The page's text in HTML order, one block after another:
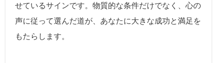
せているサインです。物質的な条件だけでなく、心の
声に従って選んだ道が、あなたに大きな成功と満足を
もたらします。